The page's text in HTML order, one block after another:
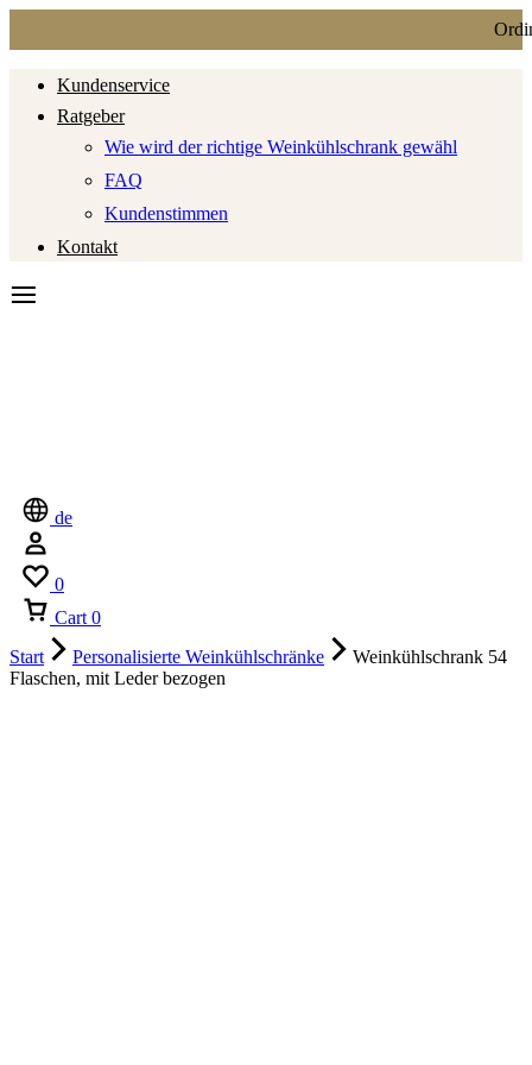
Kundenservice
Ratgeber
Wie wird der richtige Weinkühlschrank gewähl
FAQ
Kundenstimmen
Kontakt
de
0
Cart 0
Start
Personalisierte Weinkühlschränke
Weinkühlschrank 54
Flaschen, mit Leder bezogen